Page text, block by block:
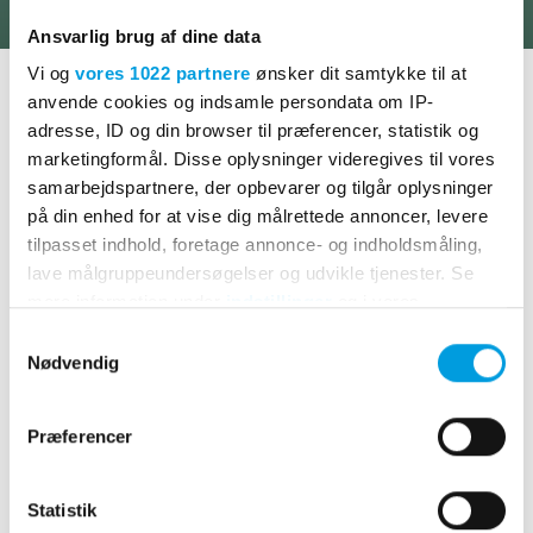
Ansvarlig brug af dine data
Vi og vores 1022 partnere ønsker dit samtykke til at
anvende cookies og indsamle persondata om IP-
adresse, ID og din browser til præferencer, statistik og
marketingformål. Disse oplysninger videregives til vores
samarbejdspartnere, der opbevarer og tilgår oplysninger
på din enhed for at vise dig målrettede annoncer, levere
tilpasset indhold, foretage annonce- og indholdsmåling,
lave målgruppeundersøgelser og udvikle tjenester. Se
tilbage eller ændre indstillinger fra vores
"Cookiedeklaration", eller ved at trykke på "Privacy
Indsamle præcise oplysninger om din placering,
Nødvendig
Præferencer
Statistik
COAX (kabel-tv)
COAX er internet leveret via kabel-tv-nettet. Det giver ofte
god downloadhastighed, men upload er begrænset. Du
deler forbindelsen med naboer, så hastigheden kan falde,
når mange er online. Det er en udbredt løsning i byområder,
men den er ikke lige så stabil eller fremtidssikret som fiber.